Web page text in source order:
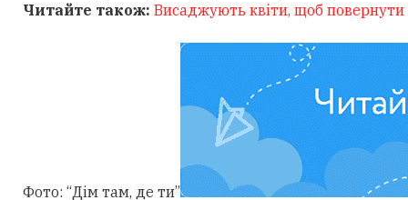
Читайте також: Висаджують квіти, щоб повернути
Фото: “Дім там, де ти”